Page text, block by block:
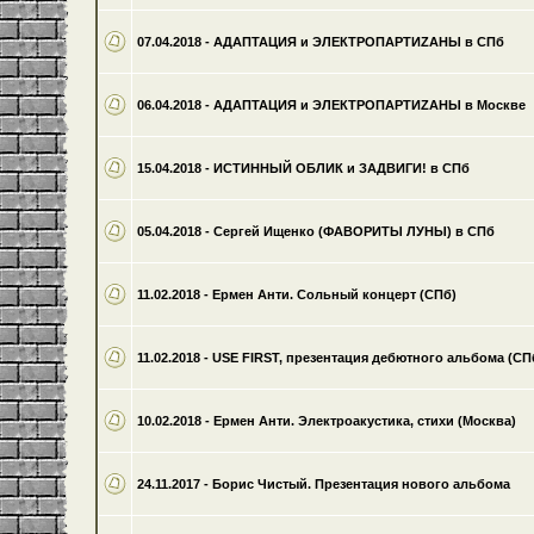
07.04.2018 - АДАПТАЦИЯ и ЭЛЕКТРОПАРТИZАНЫ в СПб
06.04.2018 - АДАПТАЦИЯ и ЭЛЕКТРОПАРТИZАНЫ в Москве
15.04.2018 - ИСТИННЫЙ ОБЛИК и ЗАДВИГИ! в СПб
05.04.2018 - Сергей Ищенко (ФАВОРИТЫ ЛУНЫ) в СПб
11.02.2018 - Ермен Анти. Сольный концерт (СПб)
11.02.2018 - USE FIRST, презентация дебютного альбома
10.02.2018 - Ермен Анти. Электроакустика, стихи (Москва)
24.11.2017 - Борис Чистый. Презентация нового альбома